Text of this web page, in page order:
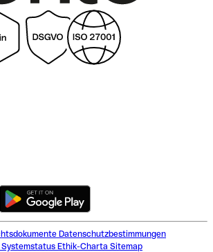
Datenschutzbestimmungen
Systemstatus Ethik-Charta Sitemap